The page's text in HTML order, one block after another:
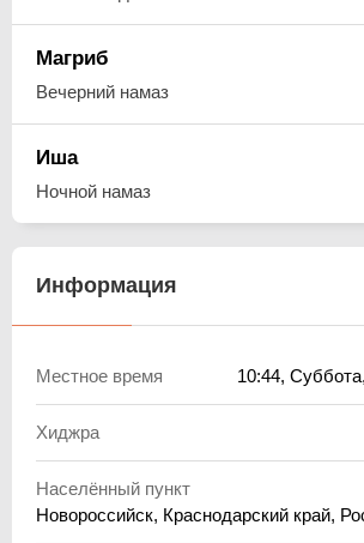
Магриб
Вечерний намаз
Иша
Ночной намаз
Информация
Местное время 10:44,
Хиджра
Населённый пункт
Новороссийск, Краснодарский край,